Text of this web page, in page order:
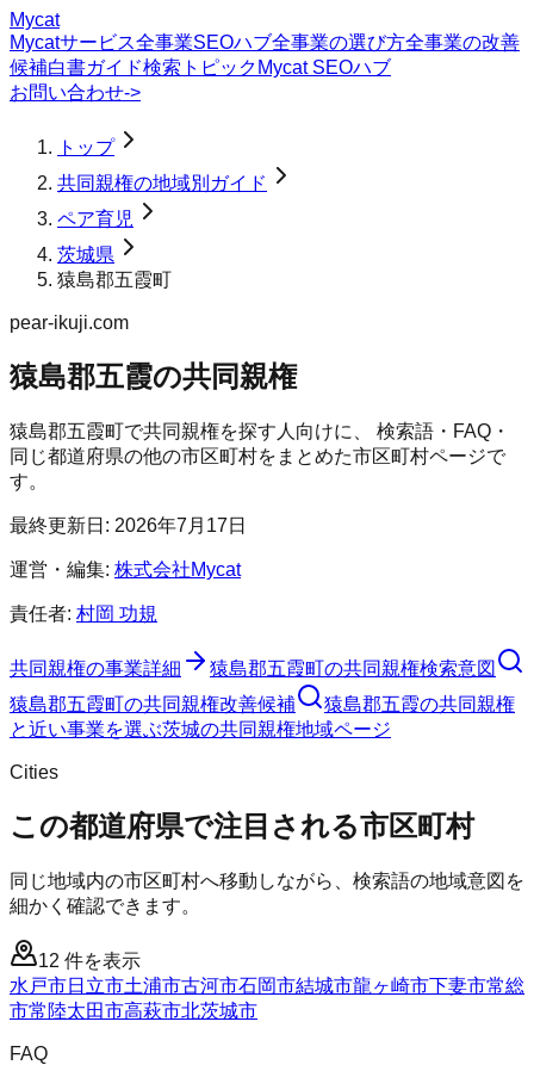
Mycat
Mycatサービス全事業SEOハブ全事業の選び方全事業の改善
候補白書ガイド検索トピック Mycat SEOハブ
お問い合わせ->
トップ
共同親権の地域別ガイド
ペア育児
茨城県
猿島郡五霞町
pear-ikuji.com
猿島郡五霞の共同親権
猿島郡五霞町で共同親権を探す人向けに、 検索語・FAQ・
同じ都道府県の他の市区町村をまとめた市区町村ページで
す。
最終更新日: 2026年7月17日
運営・編集: 株式会社Mycat
責任者: 村岡 功規
共同親権の事業詳細 猿島郡五霞町の共同親権検索意図
猿島郡五霞町の共同親権改善候補
猿島郡五霞の共同親権
と近い事業を選ぶ茨城の共同親権地域ページ
Cities
この都道府県で注目される市区町村
同じ地域内の市区町村へ移動しながら、検索語の地域意図を
細かく確認できます。
12 件を表示
水戸市日立市土浦市古河市石岡市結城市龍ヶ崎市下妻市常総
市常陸太田市高萩市北茨城市
FAQ